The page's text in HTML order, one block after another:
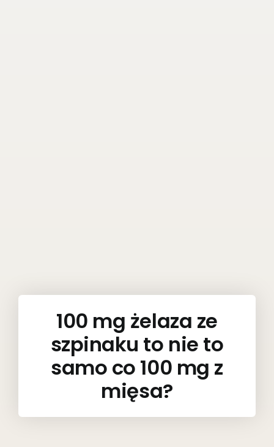
100 mg żelaza ze
szpinaku to nie to
samo co 100 mg z
mięsa?